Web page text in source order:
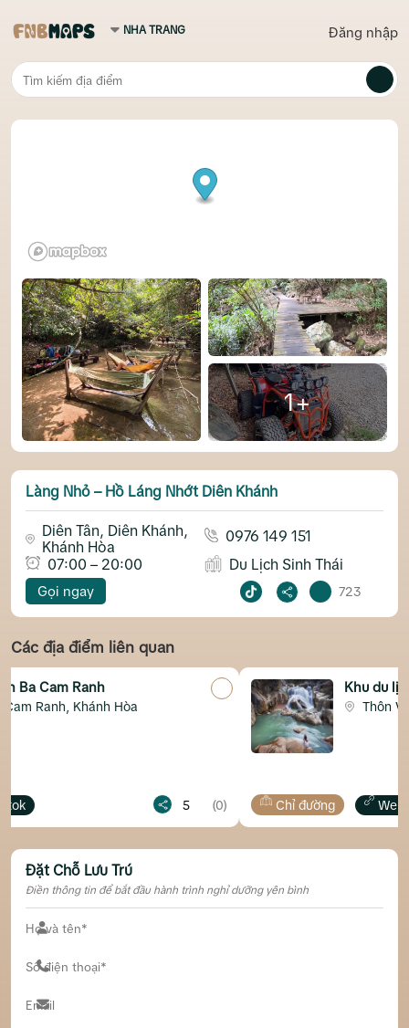
Đăng nhập
1+
Làng Nhỏ – Hồ Láng Nhớt Diên Khánh
Diên Tân, Diên Khánh,
Khánh Hòa
0976 149 151
07:00 – 20:00
Du Lịch Sinh Thái
Gọi ngay 723
Các địa điểm liên quan
Khu du lịch Ba Hồ
Thôn Vạn Thuận, Thị xã Ninh
Chỉ đường Website
Đặt Chỗ Lưu Trú
Điền thông tin để bắt đầu hành trình nghỉ dưỡng yên bình